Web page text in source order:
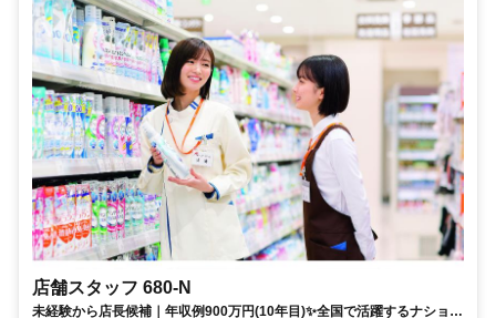
店舗スタッフ 680-N
未経験から店長候補｜年収例900万円(10年目)✨全国で活躍するナショナ